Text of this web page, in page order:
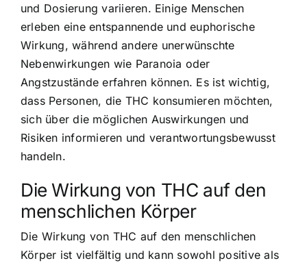
und Dosierung variieren. Einige Menschen
erleben eine entspannende und euphorische
Wirkung, während andere unerwünschte
Nebenwirkungen wie Paranoia oder
Angstzustände erfahren können. Es ist wichtig,
dass Personen, die THC konsumieren möchten,
sich über die möglichen Auswirkungen und
Risiken informieren und verantwortungsbewusst
handeln.
Die Wirkung von THC auf den
menschlichen Körper
Die Wirkung von THC auf den menschlichen
Körper ist vielfältig und kann sowohl positive als